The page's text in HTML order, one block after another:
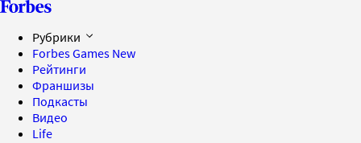
Рубрики
Forbes Games New
Рейтинги
Франшизы
Подкасты
Видео
Life